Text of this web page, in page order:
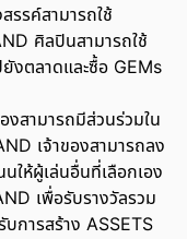
รรค์สามารถใช้
ศิลปินสามารถใช้
งตลาดและซื้อ GEMs
งสามารถมีส่วนร่วมใน
เจ้าของสามารถลง
ให้ผู้เล่นอื่นที่เลือกเอง
เพื่อรับรางวัลรวม
การสร้าง ASSETS